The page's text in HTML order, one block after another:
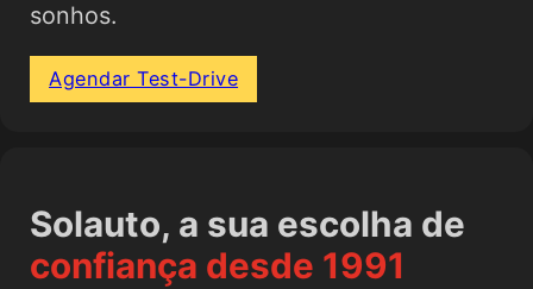
sonhos.
Agendar Test-Drive
Solauto, a sua escolha de
confiança desde 1991